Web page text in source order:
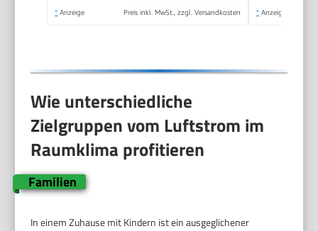
* Anzeige Preis inkl. MwSt., zzgl. Versandkosten * Anzeige
Wie unterschiedliche
Zielgruppen vom Luftstrom im
Raumklima profitieren
Familien
In einem Zuhause mit Kindern ist ein ausgeglichener